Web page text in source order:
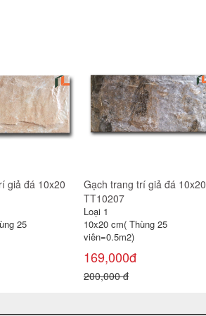
giả đá 10x20
25
Gạch trang trí giả đá 10x20
TT10201
Loại 1
10x20 cm( Thùng 25
viên=0.5m2)
169,000đ
200,000 đ